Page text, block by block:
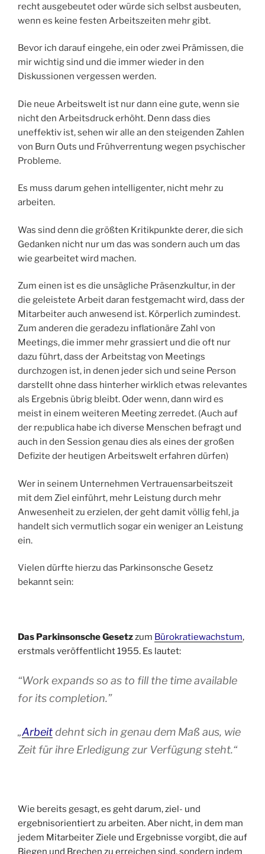
recht ausgebeutet oder würde sich selbst ausbeuten,
wenn es keine festen Arbeitszeiten mehr gibt.
Bevor ich darauf eingehe, ein oder zwei Prämissen, die
mir wichtig sind und die immer wieder in den
Diskussionen vergessen werden.
Die neue Arbeitswelt ist nur dann eine gute, wenn sie
nicht den Arbeitsdruck erhöht. Denn dass dies
uneffektiv ist, sehen wir alle an den steigenden Zahlen
von Burn Outs und Frühverrentung wegen psychischer
Probleme.
Es muss darum gehen intelligenter, nicht mehr zu
arbeiten.
Was sind denn die größten Kritikpunkte derer, die sich
Gedanken nicht nur um das was sondern auch um das
wie gearbeitet wird machen.
Zum einen ist es die unsägliche Präsenzkultur, in der
die geleistete Arbeit daran festgemacht wird, dass der
Mitarbeiter auch anwesend ist. Körperlich zumindest.
Zum anderen die geradezu inflationäre Zahl von
Meetings, die immer mehr grassiert und die oft nur
dazu führt, dass der Arbeitstag von Meetings
durchzogen ist, in denen jeder sich und seine Person
darstellt ohne dass hinterher wirklich etwas relevantes
als Ergebnis übrig bleibt. Oder wenn, dann wird es
meist in einem weiteren Meeting zerredet. (Auch auf
der re:publica habe ich diverse Menschen befragt und
auch in den Session genau dies als eines der großen
Defizite der heutigen Arbeitswelt erfahren dürfen)
Wer in seinem Unternehmen Vertrauensarbeitszeit
mit dem Ziel einführt, mehr Leistung durch mehr
Anwesenheit zu erzielen, der geht damit völlig fehl, ja
handelt sich vermutlich sogar ein weniger an Leistung
ein.
Vielen dürfte hierzu das Parkinsonsche Gesetz
bekannt sein:
Das Parkinsonsche Gesetzzum Bürokratiewachstum,
erstmals veröffentlicht 1955. Es lautet:
“Work expands so as to fill the time available
for its completion.”
„Arbeitdehnt sich in genau dem Maß aus, wie
Zeit für ihre Erledigung zur Verfügung steht.“
Wie bereits gesagt, es geht darum, ziel- und
ergebnisorientiert zu arbeiten. Aber nicht, in dem man
jedem Mitarbeiter Ziele und Ergebnisse vorgibt, die auf